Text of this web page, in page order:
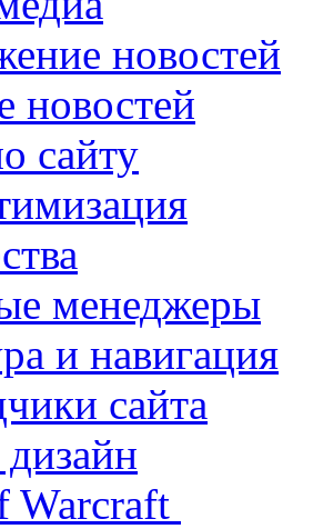
новостей
новостей
сайту
менеджеры
и навигация
сайта
Warcraft